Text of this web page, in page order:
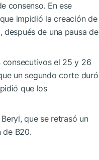
consenso. En ese
impidió la creación de
de una pausa de
consecutivos el 25 y 26
un segundo corte duró
que los
que se retrasó un
de B20.